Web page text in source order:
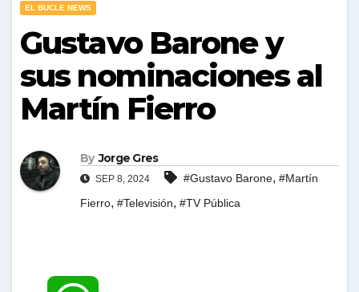
EL BUCLE NEWS
Gustavo Barone y
sus nominaciones al
Martín Fierro
By Jorge Gres
SEP 8, 2024 #Gustavo Barone, #Martín
Fierro, #Televisión, #TV Pública